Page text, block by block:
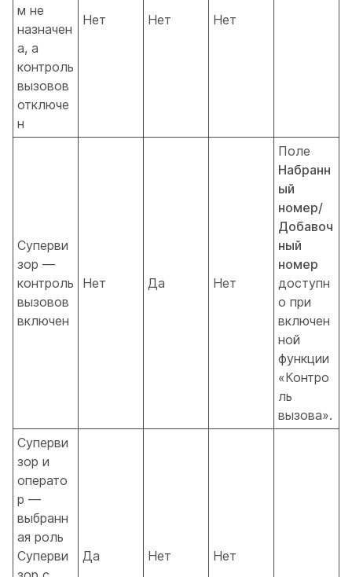
м не
назначен
а, а
контроль
вызовов
отключе
н
Нет Нет Нет
Суперви
зор —
контроль
вызовов
включен
Нет Да Нет
Поле
Набранн
ый
номер/
Добавоч
ный
номер
доступн
о при
включен
ной
функции
«Контро
ль
вызова».
Суперви
зор и
операто
р —
выбранн
ая роль
Суперви
Да Нет Нет